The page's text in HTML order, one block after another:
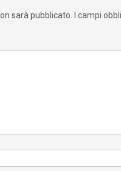
sarà pubblicato. I campi